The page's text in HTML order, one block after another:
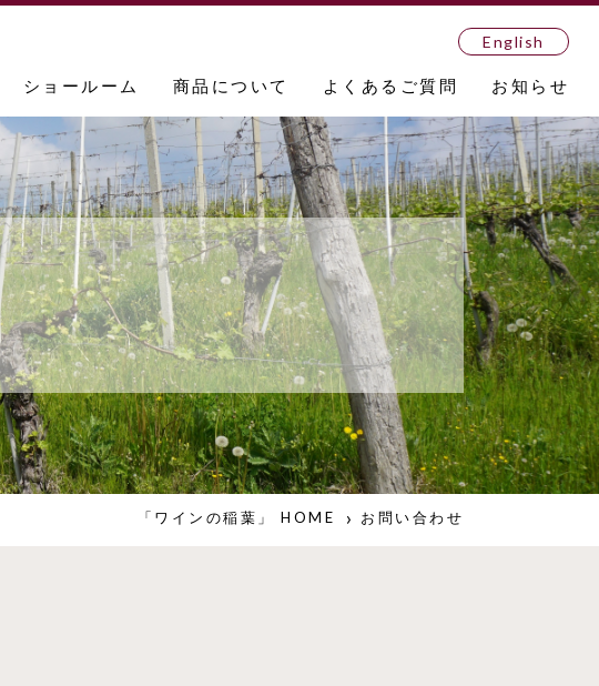
English
ショールーム 商品について よくあるご質問 お知らせ
「ワインの稲葉」 HOME お問い合わせ